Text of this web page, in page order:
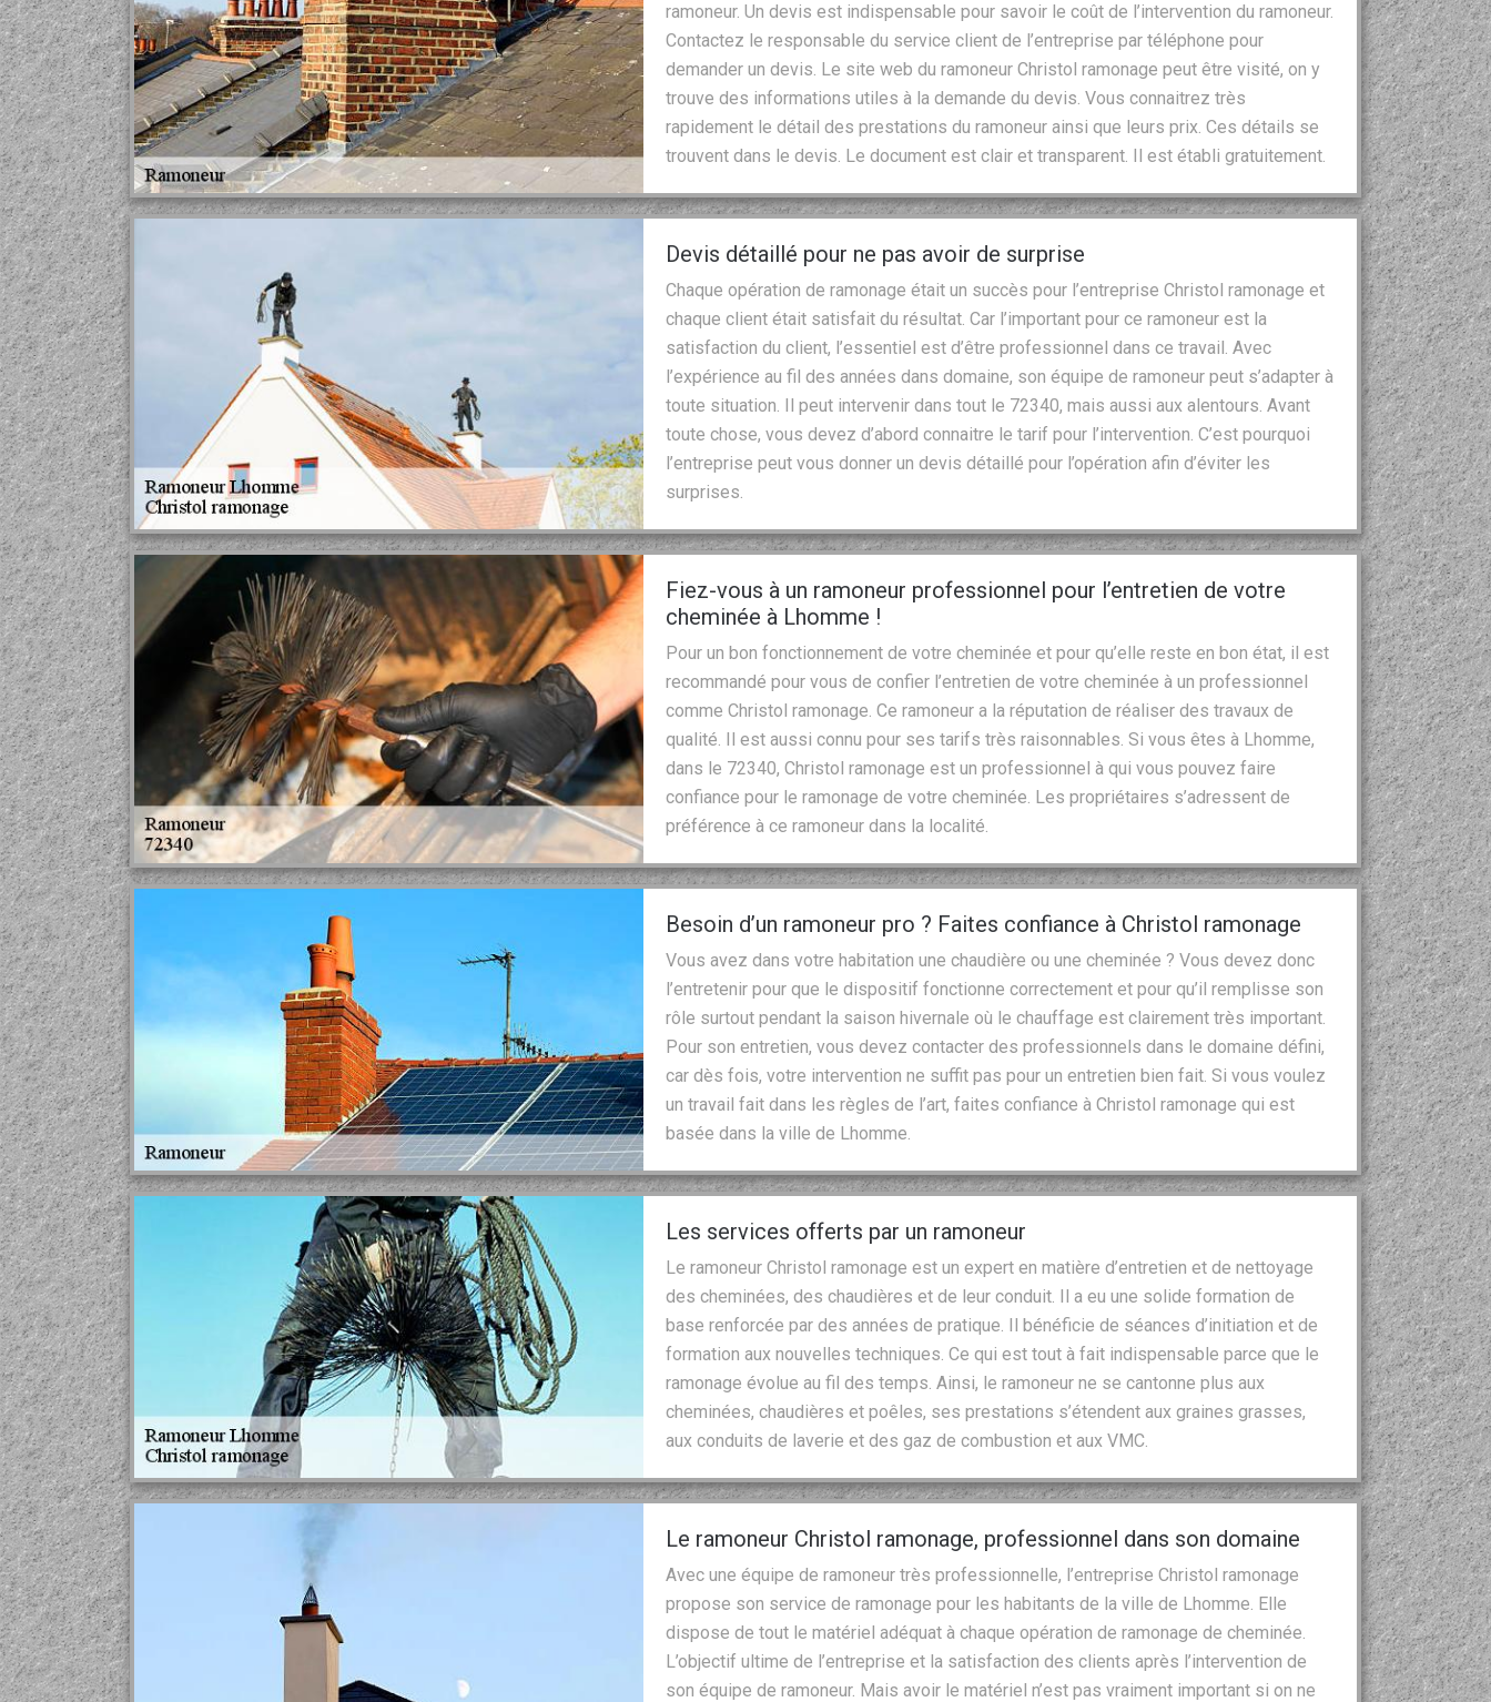
ramoneur. Un devis est indispensable pour savoir le coût de l’intervention du ramoneur.
Contactez le responsable du service client de l’entreprise par téléphone pour
demander un devis. Le site web du ramoneur Christol ramonage peut être visité, on y
trouve des informations utiles à la demande du devis. Vous connaitrez très
rapidement le détail des prestations du ramoneur ainsi que leurs prix. Ces détails se
trouvent dans le devis. Le document est clair et transparent. Il est établi gratuitement.
Devis détaillé pour ne pas avoir de surprise
Chaque opération de ramonage était un succès pour l’entreprise Christol ramonage et
chaque client était satisfait du résultat. Car l’important pour ce ramoneur est la
satisfaction du client, l’essentiel est d’être professionnel dans ce travail. Avec
l’expérience au fil des années dans domaine, son équipe de ramoneur peut s’adapter à
toute situation. Il peut intervenir dans tout le 72340, mais aussi aux alentours. Avant
toute chose, vous devez d’abord connaitre le tarif pour l’intervention. C’est pourquoi
l’entreprise peut vous donner un devis détaillé pour l’opération afin d’éviter les
surprises.
Fiez-vous à un ramoneur professionnel pour l’entretien de votre
cheminée à Lhomme !
Pour un bon fonctionnement de votre cheminée et pour qu’elle reste en bon état, il est
recommandé pour vous de confier l’entretien de votre cheminée à un professionnel
comme Christol ramonage. Ce ramoneur a la réputation de réaliser des travaux de
qualité. Il est aussi connu pour ses tarifs très raisonnables. Si vous êtes à Lhomme,
dans le 72340, Christol ramonage est un professionnel à qui vous pouvez faire
confiance pour le ramonage de votre cheminée. Les propriétaires s’adressent de
préférence à ce ramoneur dans la localité.
Besoin d’un ramoneur pro ? Faites confiance à Christol ramonage
Vous avez dans votre habitation une chaudière ou une cheminée ? Vous devez donc
l’entretenir pour que le dispositif fonctionne correctement et pour qu’il remplisse son
rôle surtout pendant la saison hivernale où le chauffage est clairement très important.
Pour son entretien, vous devez contacter des professionnels dans le domaine défini,
car dès fois, votre intervention ne suffit pas pour un entretien bien fait. Si vous voulez
un travail fait dans les règles de l’art, faites confiance à Christol ramonage qui est
basée dans la ville de Lhomme.
Les services offerts par un ramoneur
Le ramoneur Christol ramonage est un expert en matière d’entretien et de nettoyage
des cheminées, des chaudières et de leur conduit. Il a eu une solide formation de
base renforcée par des années de pratique. Il bénéficie de séances d’initiation et de
formation aux nouvelles techniques. Ce qui est tout à fait indispensable parce que le
ramonage évolue au fil des temps. Ainsi, le ramoneur ne se cantonne plus aux
cheminées, chaudières et poêles, ses prestations s’étendent aux graines grasses,
aux conduits de laverie et des gaz de combustion et aux VMC.
Le ramoneur Christol ramonage, professionnel dans son domaine
Avec une équipe de ramoneur très professionnelle, l’entreprise Christol ramonage
propose son service de ramonage pour les habitants de la ville de Lhomme. Elle
dispose de tout le matériel adéquat à chaque opération de ramonage de cheminée.
L’objectif ultime de l’entreprise et la satisfaction des clients après l’intervention de
son équipe de ramoneur. Mais avoir le matériel n’est pas vraiment important si on ne